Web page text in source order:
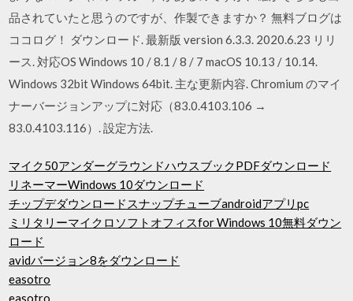
品されていたと思うのですが、作製できますか？ 無料ブログは
ココログ！ ダウンロード. 最新版 version 6.3.3. 2020.6.23 リリ
ース. 対応OS Windows 10 / 8.1 / 8 / 7 macOS 10.13 / 10.14.
Windows 32bit Windows 64bit. 主な更新内容. Chromium のマイ
ナーバージョンアップに対応（83.0.4103.106 →
83.0.4103.116）. 設定方法.
マイク50アンダーグラウンドハウスブックPDFダウンロード
リネーマーWindows 10ダウンロード
チップデダウンロードスナップチューブandroidアプリpc
ミリタリーマイクロソフトオフィスfor Windows 10無料ダウン
ロード
avidバージョン8をダウンロード
easotro
easotro